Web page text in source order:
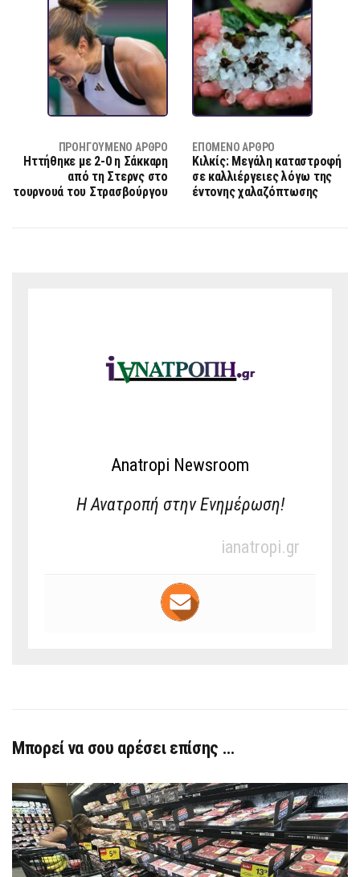
ΠΡΟΗΓΟΎΜΕΝΟ ΆΡΘΡΟ
Ηττήθηκε με 2-0 η Σάκκαρη
από τη Στερνς στο
τουρνουά του Στρασβούργου
ΕΠΌΜΕΝΟ ΆΡΘΡΟ
Κιλκίς: Μεγάλη καταστροφή
σε καλλιέργειες λόγω της
έντονης χαλαζόπτωσης
Anatropi Newsroom
Η Ανατροπή στην Ενημέρωση!
ianatropi.gr
Μπορεί να σου αρέσει επίσης …